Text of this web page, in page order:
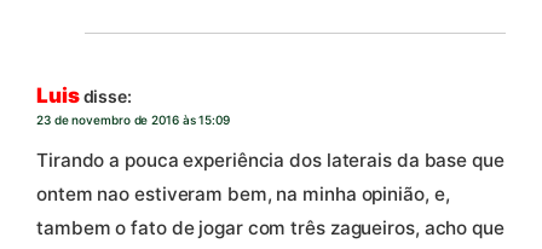
Luisdisse:
23 de novembro de 2016 às 15:09
Tirando a pouca experiência dos laterais da base que
ontem nao estiveram bem, na minha opinião, e,
tambem o fato de jogar com três zagueiros, acho que